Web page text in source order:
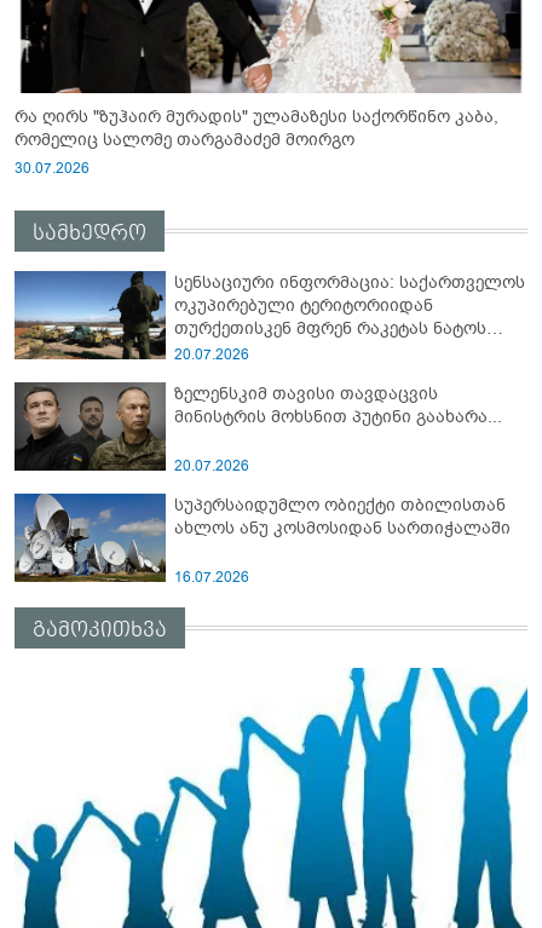
რა ღირს "ზუჰაირ მურადის" ულამაზესი საქორწინო კაბა,
რომელიც სალომე თარგამაძემ მოირგო
30.07.2026
სამხედრო
სენსაციური ინფორმაცია: საქართველოს
ოკუპირებული ტერიტორიიდან
თურქეთისკენ მფრენ რაკეტას ნატოს
სამიტი კინაღამ ჩაუშლია
20.07.2026
ზელენსკიმ თავისი თავდაცვის
მინისტრის მოხსნით პუტინი გაახარა...
20.07.2026
სუპერსაიდუმლო ობიექტი თბილისთან
ახლოს ანუ კოსმოსიდან სართიჭალაში
16.07.2026
გამოკითხვა